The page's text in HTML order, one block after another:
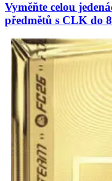
Vyměňte celou
předmětů s CLK do